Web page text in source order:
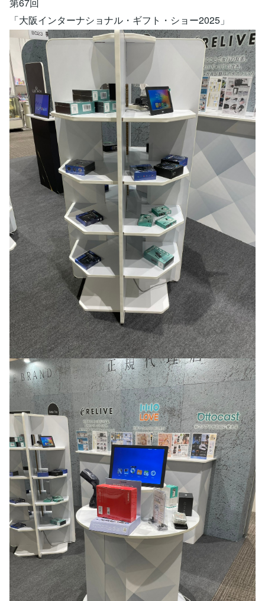
「大阪インターナショナル・ギフト・ショー2025」